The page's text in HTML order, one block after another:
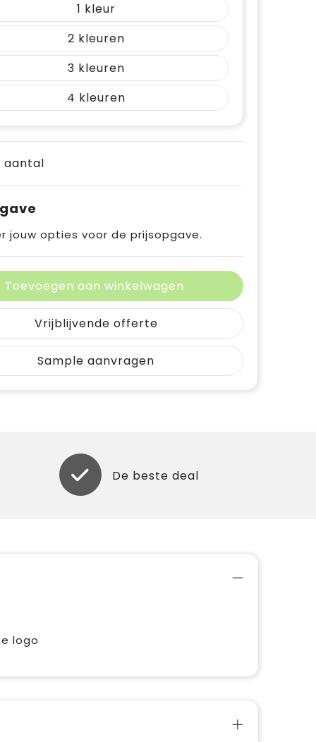
1
2
3
4
aantal
jouw opties voor de prijsopgave.
Toevoegen aan winkelwagen
Vrijblijvende offerte
Sample aanvragen
De beste deal
logo